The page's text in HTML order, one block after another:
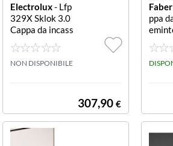
Electrolux- Lfp
329X Sklok 3.0
Cappa da incass
o sottopensile I
nox Lfp329X Skl
ok 3.0
NON DISPONIBILE
307,90 €
Faber
ppa
cm
A60